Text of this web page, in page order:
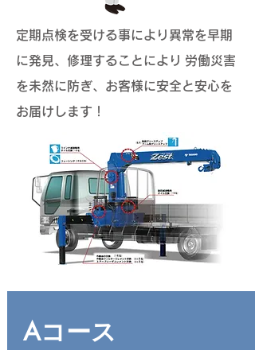
定期点検を受ける事により異常を早期
に発見、修理することにより 労働災害
を未然に防ぎ、お客様に安全と安心を
お届けします！
Aコース